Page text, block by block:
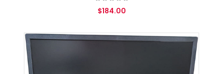
$184.00
AGREGAR AL CARRITO